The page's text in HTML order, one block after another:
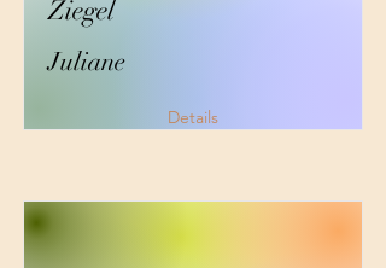
Ziegel
Juliane
Details